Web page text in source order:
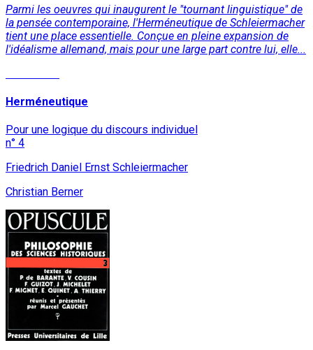
Parmi les oeuvres qui inaugurent le "tournant linguistique" de
la pensée contemporaine, l'Herméneutique de Schleiermacher
tient une place essentielle. Conçue en pleine expansion de
l'idéalisme allemand, mais pour une large part contre lui, elle...
Herméneutique
Pour une logique du discours individuel
n° 4
Friedrich Daniel Ernst Schleiermacher
Christian Berner